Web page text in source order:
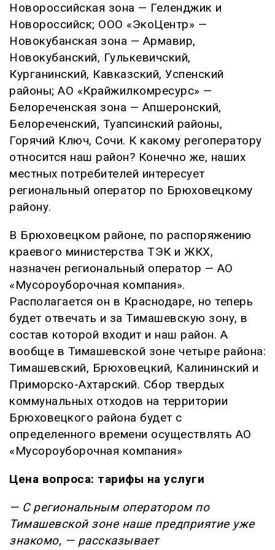
Новороссийская зона — Геленджик и
Новороссийск; ООО «ЭкоЦентр» —
Новокубанская зона — Армавир,
Новокубанский, Гулькевичский,
Курганинский, Кавказский, Успенский
районы; АО «Крайжилкомресурс» —
Белореченская зона — Апшеронский,
Белореченский, Туапсинский районы,
Горячий Ключ, Сочи. К какому регоператору
относится наш район? Конечно же, наших
местных потребителей интересует
региональный оператор по Брюховецкому
району.
В Брюховецком районе, по распоряжению
краевого министерства ТЭК и ЖКХ,
назначен региональный оператор — АО
«Мусороуборочная компания».
Располагается он в Краснодаре, но теперь
будет отвечать и за Тимашевскую зону, в
состав которой входит и наш район. А
вообще в Тимашевской зоне четыре района:
Тимашевский, Брюховецкий, Калининский и
Приморско-Ахтарский. Сбор твердых
коммунальных отходов на территории
Брюховецкого района будет с
определенного времени осуществлять АО
«Мусороуборочная компания»
Цена вопроса: тарифы на услуги
— С региональным оператором по
Тимашевской зоне наше предприятие уже
знакомо, — рассказывает